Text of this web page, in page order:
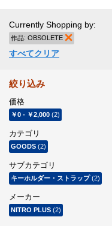
Currently Shopping by:
作品: OBSOLETE
すべてクリア
絞り込み
価格
￥0 - ￥2,000 (2)
カテゴリ
GOODS (2)
サブカテゴリ
キーホルダー・ストラップ(2)
メーカー
NITRO PLUS (2)